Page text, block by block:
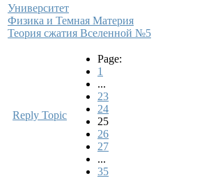
Университет
Физика и Темная Материя
Теория сжатия Вселенной №5
Reply Topic
Page:
1
...
23
24
25
26
27
...
35